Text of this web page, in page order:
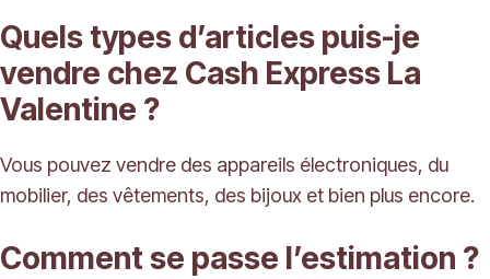
Quels types d’articles puis-je
vendre chez Cash Express La
Valentine ?
Vous pouvez vendre des appareils électroniques, du
mobilier, des vêtements, des bijoux et bien plus encore.
Comment se passe l’estimation ?